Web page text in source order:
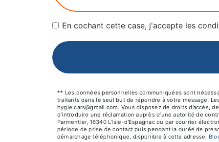
En cochant cette case, j'accepte les
** Les données personnelles communiquées sont
traitants dans le seul but de répondre à votre message.
hygie.cars@gmail.com. Vous disposez de droits
d’introduire une réclamation auprès d’une autorité de
Parmentier, 16340 L'Isle-d'Espagnac ou par courrier
période de prise de contact puis pendant la durée de
démarchage téléphonique, disponible à cette adresse: